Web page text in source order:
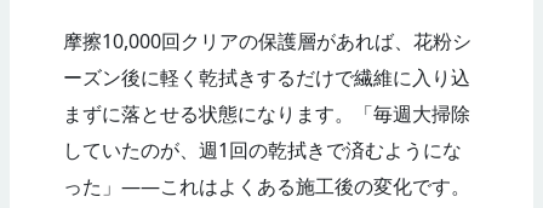
摩擦10,000回クリアの保護層があれば、花粉シ
ーズン後に軽く乾拭きするだけで繊維に入り込
まずに落とせる状態になります。「毎週大掃除
していたのが、週1回の乾拭きで済むようにな
った」——これはよくある施工後の変化です。